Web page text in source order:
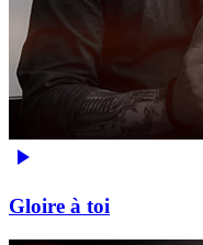
Gloire à toi